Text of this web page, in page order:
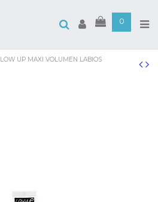
0
LOW UP MAXI VOLUMEN LABIOS